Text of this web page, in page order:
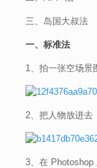
三、岛国大叔法
一、标准法
1、拍一张空场景
2、把人物放进去
3、在 Photoshop